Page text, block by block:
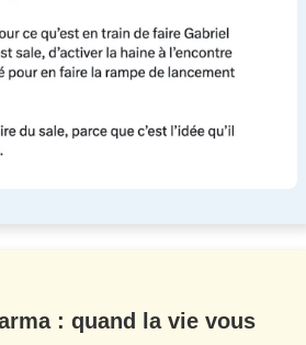
: quand la vie vous